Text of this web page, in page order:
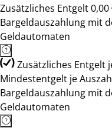
Zusätzliches Entgelt
Bargeldauszahlung mit
Geldautomaten
Zusätzliches Entgelt
Mindestentgelt je
Bargeldauszahlung mit
Geldautomaten